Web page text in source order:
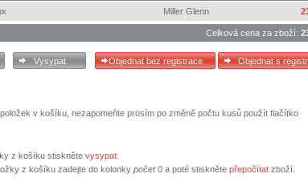
Miller Glenn
Celková cena za zboží:
v košíku, nezapomeňte prosím po změně počtu kusů použít tlačítko
z košíku stiskněte vysypat
z košíku zadejte do kolonky počet0 a poté stiskněte přepočítat zboží.